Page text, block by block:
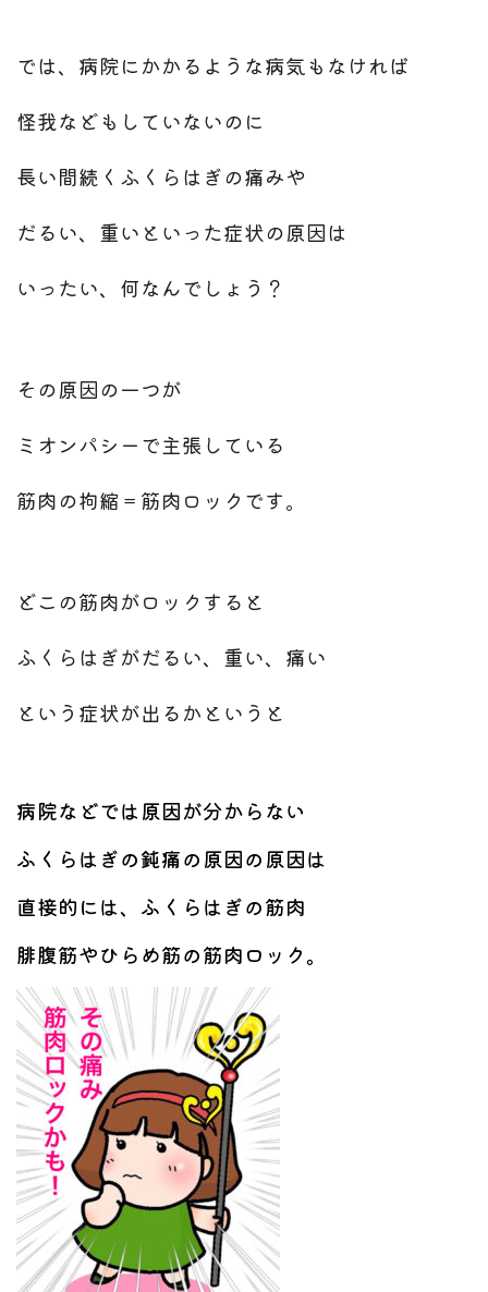
では、病院にかかるような病気もなければ
怪我などもしていないのに
長い間続くふくらはぎの痛みや
だるい、重いといった症状の原因は
いったい、何なんでしょう？
その原因の一つが
ミオンパシーで主張している
筋肉の拘縮＝筋肉ロックです。
どこの筋肉がロックすると
ふくらはぎがだるい、重い、痛い
という症状が出るかというと
病院などでは原因が分からない
ふくらはぎの鈍痛の原因の原因は
直接的には、ふくらはぎの筋肉
腓腹筋やひらめ筋の筋肉ロック。